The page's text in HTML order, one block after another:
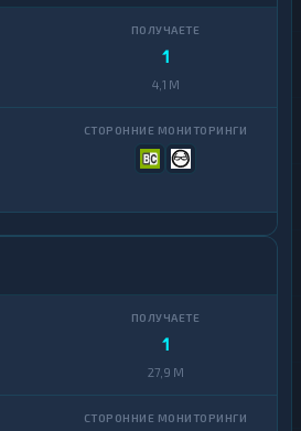
1
4,1 M
1
27,9 M